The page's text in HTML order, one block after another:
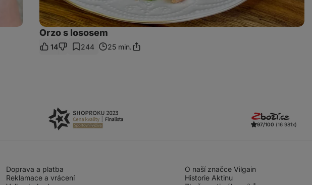
Orzo s lososem
14 244 25 min.Sdílet
97/100 (16 981x)
Doprava a platba
Reklamace a vrácení
O naší značce Vilgain
Historie Aktinu